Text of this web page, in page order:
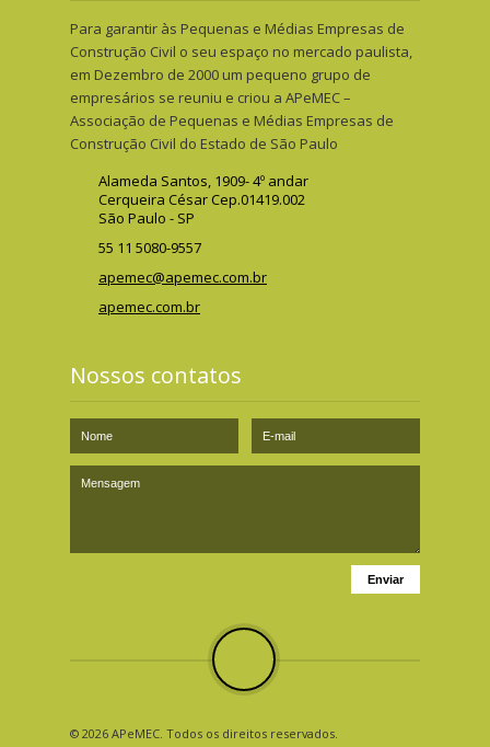
Para garantir às Pequenas e Médias Empresas de
Construção Civil o seu espaço no mercado paulista,
em Dezembro de 2000 um pequeno grupo de
empresários se reuniu e criou a APeMEC –
Associação de Pequenas e Médias Empresas de
Construção Civil do Estado de São Paulo
Alameda Santos, 1909- 4º andar
Cerqueira César Cep.01419.002
São Paulo - SP
55 11 5080-9557
apemec@apemec.com.br
apemec.com.br
Nossos contatos
© 2026 APeMEC. Todos os direitos reservados.